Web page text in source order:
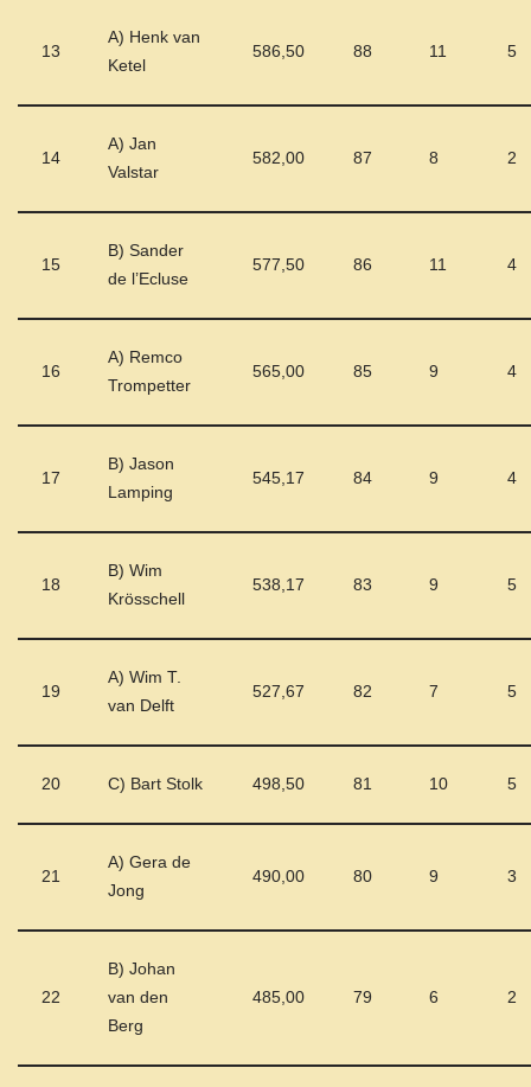
13
A) Henk van
Ketel
586,50 88 11 5
14
A) Jan
Valstar
582,00 87 8 2
15
B) Sander
de l’Ecluse
577,50 86 11 4
16
A) Remco
Trompetter
565,00 85 9 4
17
B) Jason
Lamping
545,17 84 9 4
18
B) Wim
Krösschell
538,17 83 9 5
19
A) Wim T.
van Delft
527,67 82 7 5
20 C) Bart Stolk 498,50 81 10 5
21
A) Gera de
Jong
490,00 80 9 3
22
B) Johan
van den
Berg
485,00 79 6 2